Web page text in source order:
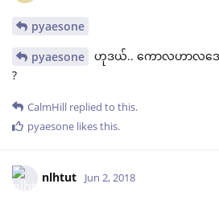
pyaesone
pyaesone
ဟုဒယ်.. ကောလဟာလဒေ
?
CalmHill replied to this.
pyaesone likes this.
nlhtut Jun 2, 2018